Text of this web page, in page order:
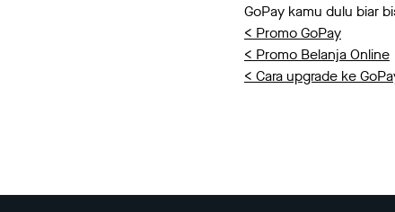
GoPay kamu dulu biar
< Promo GoPay
< Promo Belanja Online
< Cara upgrade ke